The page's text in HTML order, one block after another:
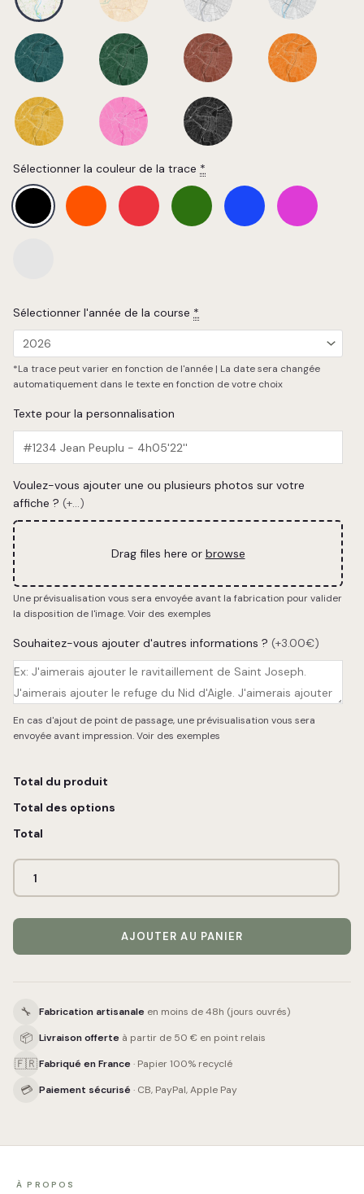
Sélectionner la couleur de la trace *
Sélectionner l'année de la course *
*La trace peut varier en fonction de l'année | La date sera changée
automatiquement dans le texte en fonction de votre choix
Texte pour la personnalisation
Voulez-vous ajouter une ou plusieurs photos sur votre
affiche ? (+...)
Drag files here or browse
Une prévisualisation vous sera envoyée avant la fabrication pour valider
la disposition de l'image.Voir des exemples
Souhaitez-vous ajouter d'autres informations ? (+3.00€)
En cas d'ajout de point de passage, une prévisualisation vous sera
envoyée avant impression.Voir des exemples
Total du produit
Total des options
Total
AJOUTER AU PANIER
🔧 Fabrication artisanale en moins de 48h (jours ouvrés)
📦 Livraison offerte à partir de 50 € en point relais
🇫🇷Fabriqué en France · Papier 100% recyclé
💳 Paiement sécurisé · CB, PayPal, Apple Pay
À PROPOS